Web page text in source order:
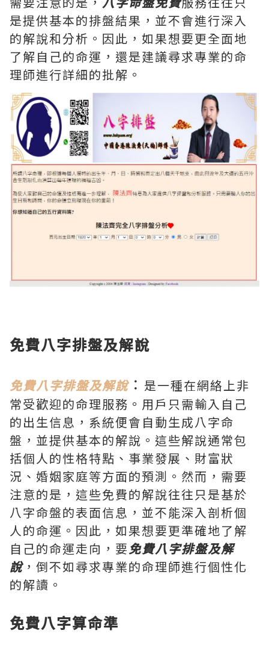
是提供基本的排盤結果，並不會進行深入
的解說和分析。因此，如果想要更全面地
了解自己的命運，還是建議尋求專業的命
理師進行詳細的批解。
免費八字排盤及解說
免費八字排盤及解說： 是一種在網絡上非
常受歡迎的命理服務。用戶只需輸入自己
的出生信息，系統便會自動生成八字命
盤，並提供基本的解說。這些解說通常包
括個人的性格特點、事業發展、財富狀
況、婚姻家庭等方面的預測。然而，需要
注意的是，這些免費的解說往往只是基於
八字命盤的表面信息，並不能深入剖析個
人的命運。因此，如果想要更準確地了解
自己的命運走向，要免費八字排盤及解
說，倒不如尋求專業的命理師進行個性化
的解讀。
免費八字算命準